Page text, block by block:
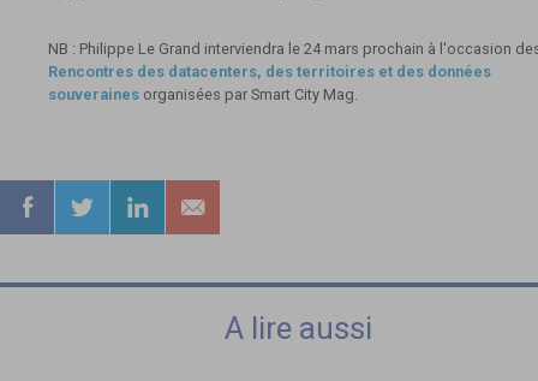
NB : Philippe Le Grand interviendra le 24 mars prochain à l'occasion
Rencontres des datacenters, des territoires et des données
souveraines organisées par Smart City Mag.
A lire aussi